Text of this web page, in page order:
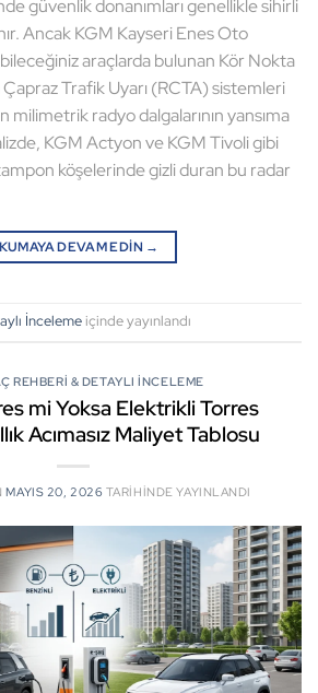
güvenlik donanımları genellikle sihirli
Ancak KGM Kayseri Enes Oto
araçlarda bulunan Kör Nokta
Trafik Uyarı (RCTA) sistemleri
radyo dalgalarının yansıma
KGM Actyon ve KGM Tivoli gibi
köşelerinde gizli duran bu radar
DEVAM EDIN →
İncelemeiçinde yayınlandı
REHBERI & DETAYLI İNCELEME
mi Yoksa Elektrikli Torres
Acımasız Maliyet Tablosu
MAYIS 20, 2026 TARIHINDE YAYINLANDI